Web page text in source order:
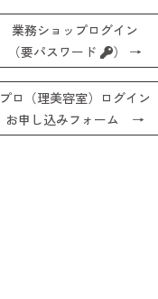
業務ショップログイン
（要パスワード
） →
プロ（理美容室）ログイン
お申し込みフォーム →